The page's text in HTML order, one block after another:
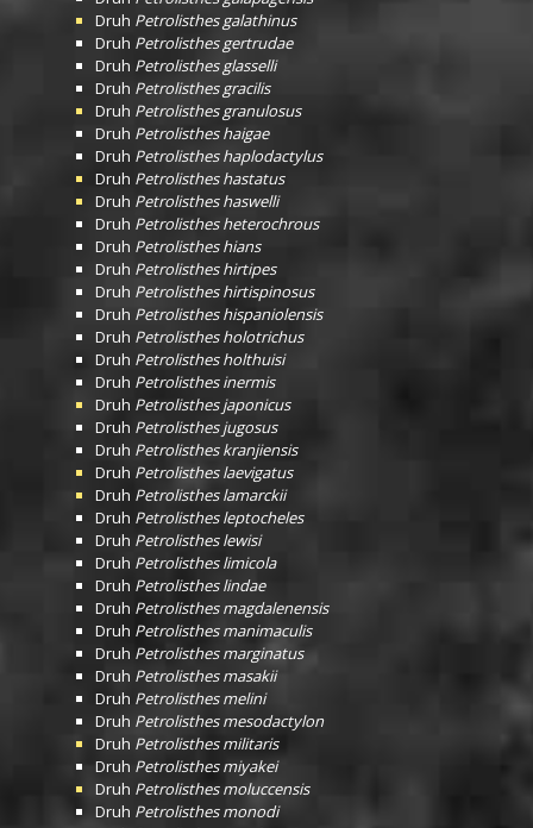
Druh Petrolisthes galathinus
Druh Petrolisthes gertrudae
Druh Petrolisthes glasselli
Druh Petrolisthes gracilis
Druh Petrolisthes granulosus
Druh Petrolisthes haigae
Druh Petrolisthes haplodactylus
Druh Petrolisthes hastatus
Druh Petrolisthes haswelli
Druh Petrolisthes heterochrous
Druh Petrolisthes hians
Druh Petrolisthes hirtipes
Druh Petrolisthes hirtispinosus
Druh Petrolisthes hispaniolensis
Druh Petrolisthes holotrichus
Druh Petrolisthes holthuisi
Druh Petrolisthes inermis
Druh Petrolisthes japonicus
Druh Petrolisthes jugosus
Druh Petrolisthes kranjiensis
Druh Petrolisthes laevigatus
Druh Petrolisthes lamarckii
Druh Petrolisthes leptocheles
Druh Petrolisthes lewisi
Druh Petrolisthes limicola
Druh Petrolisthes lindae
Druh Petrolisthes magdalenensis
Druh Petrolisthes manimaculis
Druh Petrolisthes marginatus
Druh Petrolisthes masakii
Druh Petrolisthes melini
Druh Petrolisthes mesodactylon
Druh Petrolisthes militaris
Druh Petrolisthes miyakei
Druh Petrolisthes moluccensis
Druh Petrolisthes monodi